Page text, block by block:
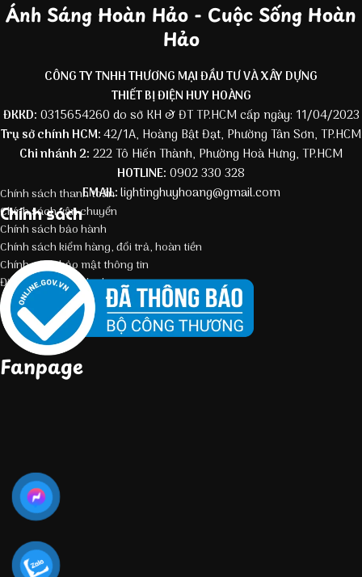
Ánh Sáng Hoàn Hảo - Cuộc Sống Hoàn
Hảo
CÔNG TY TNHH THƯƠNG MẠI ĐẦU TƯ VÀ XÂY DỰNG
THIẾT BỊ ĐIỆN HUY HOÀNG
ĐKKD: 0315654260 do sở KH & ĐT TP.HCM cấp ngày: 11/04/2023
Trụ sở chính HCM:42/1A, Hoàng Bật Đạt, Phường Tân Sơn, TP.HCM
Chi nhánh 2: 222 Tô Hiến Thành, Phường Hoà Hưng, TP.HCM
HOTLINE: 0902 330 328
EMAIL:lightinghuyhoang@gmail.com
Chính sách
Chính sách thanh toán
Chính sách vận chuyển
Chính sách bảo hành
Chính sách kiểm hàng, đổi trả, hoàn tiền
Chính sách bảo mật thông tin
Điều kiện giao dịch chung
Fanpage